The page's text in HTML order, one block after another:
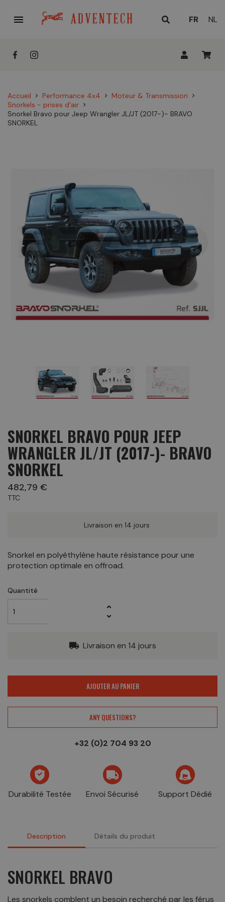

LANGUE
FR NL
Accueil chevron_right Performance 4x4 chevron_right Moteur & Transmission chevron_right
Snorkels - prises d'air chevron_right
Snorkel Bravo pour Jeep Wrangler JL/JT (2017-)- BRAVO
SNORKEL
SNORKEL BRAVO POUR JEEP
WRANGLER JL/JT (2017-)- BRAVO
SNORKEL
482,79 €
TTC
Livraison en 14 jours
Snorkel en polyéthylène haute résistance pour une
protection optimale en offroad.
Quantité
local_shipping Livraison en 14 jours
AJOUTER AU PANIER
ANY QUESTIONS?
+32 (0)2 704 93 20
Durabilité Testée Envoi Sécurisé Support Dédié
Description Détails du produit
SNORKEL BRAVO
Les snorkels comblent un besoin recherché par les férus